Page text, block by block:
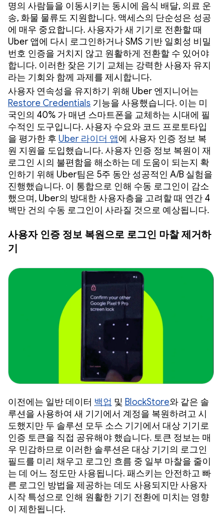
명의 사람들을 이동시키는 동시에 음식 배달, 의료 운
송, 화물 물류도 지원합니다. 액세스의 단순성은 성공
에 매우 중요합니다. 사용자가 새 기기로 전환할 때
Uber 앱에 다시 로그인하거나 SMS 기반 일회성 비밀
번호 인증을 거치지 않고 원활하게 전환할 수 있어야
합니다. 이러한 잦은 기기 교체는 강력한 사용자 유지
라는 기회와 함께 과제를 제시합니다.
사용자 연속성을 유지하기 위해 Uber 엔지니어는
Restore Credentials 기능을 사용했습니다. 이는 미
국인의 40% 가 매년 스마트폰을 교체하는 시대에 필
수적인 도구입니다. 사용자 수요와 코드 프로토타입
을 평가한 후 Uber 라이더 앱에 사용자 인증 정보 복
원 지원을 도입했습니다. 사용자 인증 정보 복원이 재
로그인 시의 불편함을 해소하는 데 도움이 되는지 확
인하기 위해 Uber팀은 5주 동안 성공적인 A/B 실험을
진행했습니다. 이 통합으로 인해 수동 로그인이 감소
했으며, Uber의 방대한 사용자층을 고려할 때 연간 4
백만 건의 수동 로그인이 사라질 것으로 예상됩니다.
사용자 인증 정보 복원으로 로그인 마찰 제거하
기
이전에는 일반 데이터 백업 및 BlockStore와 같은 솔
루션을 사용하여 새 기기에서 계정을 복원하려고 시
도했지만 두 솔루션 모두 소스 기기에서 대상 기기로
인증 토큰을 직접 공유해야 했습니다. 토큰 정보는 매
우 민감하므로 이러한 솔루션은 대상 기기의 로그인
필드를 미리 채우고 로그인 흐름 중 일부 마찰을 줄이
는 데 어느 정도만 사용됩니다. 패스키는 안전하고 빠
른 로그인 방법을 제공하는 데도 사용되지만 사용자
시작 특성으로 인해 원활한 기기 전환에 미치는 영향
이 제한됩니다.